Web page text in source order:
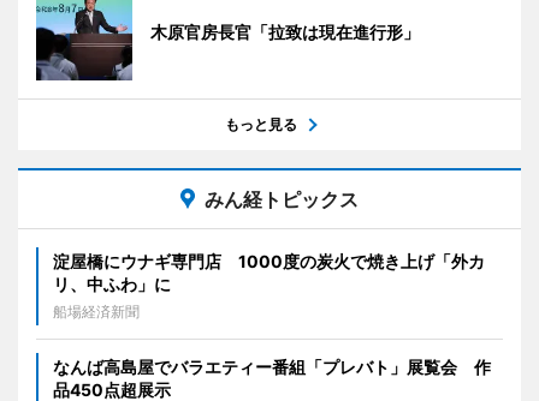
木原官房長官「拉致は現在進行形」
もっと見る
みん経トピックス
淀屋橋にウナギ専門店 1000度の炭火で焼き上げ「外カ
リ、中ふわ」に
船場経済新聞
なんば高島屋でバラエティー番組「プレバト」展覧会 作
品450点超展示